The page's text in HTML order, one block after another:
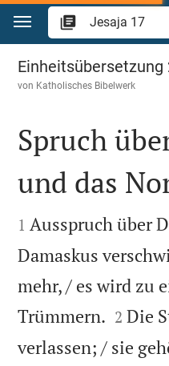
Zum Inhalt springen
Jesaja 17
Einheitsübersetzung
von Katholisches Bibelwerk

Spruch
und das

1 Ausspruch über
Damaskus
mehr, / es wird zu
Trümmern. 

2 Die
verlassen; / sie